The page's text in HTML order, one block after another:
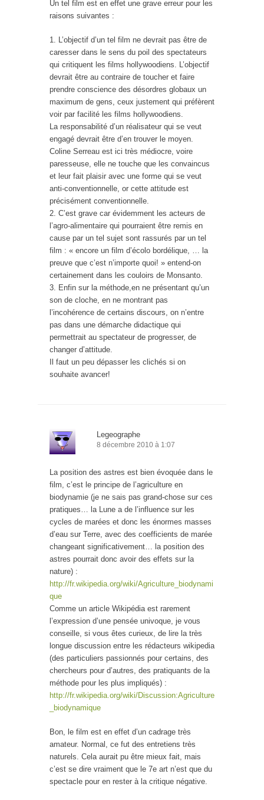
Un tel film est en effet une grave erreur pour les
raisons suivantes :
1. L’objectif d’un tel film ne devrait pas être de
caresser dans le sens du poil des spectateurs
qui critiquent les films hollywoodiens. L’objectif
devrait être au contraire de toucher et faire
prendre conscience des désordres globaux un
maximum de gens, ceux justement qui préfèrent
voir par facilité les films hollywoodiens.
La responsabilité d’un réalisateur qui se veut
engagé devrait être d’en trouver le moyen.
Coline Serreau est ici très médiocre, voire
paresseuse, elle ne touche que les convaincus
et leur fait plaisir avec une forme qui se veut
anti-conventionnelle, or cette attitude est
précisément conventionnelle.
2. C’est grave car évidemment les acteurs de
l’agro-alimentaire qui pourraient être remis en
cause par un tel sujet sont rassurés par un tel
film : « encore un film d’écolo bordélique, … la
preuve que c’est n’importe quoi! » entend-on
certainement dans les couloirs de Monsanto.
3. Enfin sur la méthode,en ne présentant qu’un
son de cloche, en ne montrant pas
l’incohérence de certains discours, on n’entre
pas dans une démarche didactique qui
permettrait au spectateur de progresser, de
changer d’attitude.
Il faut un peu dépasser les clichés si on
souhaite avancer!
Legeographe
8 décembre 2010 à 1:07
La position des astres est bien évoquée dans le
film, c’est le principe de l’agriculture en
biodynamie (je ne sais pas grand-chose sur ces
pratiques… la Lune a de l’influence sur les
cycles de marées et donc les énormes masses
d’eau sur Terre, avec des coefficients de marée
changeant significativement… la position des
astres pourrait donc avoir des effets sur la
nature) :
http://fr.wikipedia.org/wiki/Agriculture_biodynami
que
Comme un article Wikipédia est rarement
l’expression d’une pensée univoque, je vous
conseille, si vous êtes curieux, de lire la très
longue discussion entre les rédacteurs wikipedia
(des particuliers passionnés pour certains, des
chercheurs pour d’autres, des pratiquants de la
méthode pour les plus impliqués) :
http://fr.wikipedia.org/wiki/Discussion:Agriculture
_biodynamique
Bon, le film est en effet d’un cadrage très
amateur. Normal, ce fut des entretiens très
naturels. Cela aurait pu être mieux fait, mais
c’est se dire vraiment que le 7e art n’est que du
spectacle pour en rester à la critique négative.